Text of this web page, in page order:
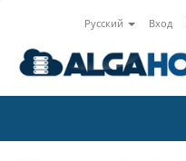
Русский Вход